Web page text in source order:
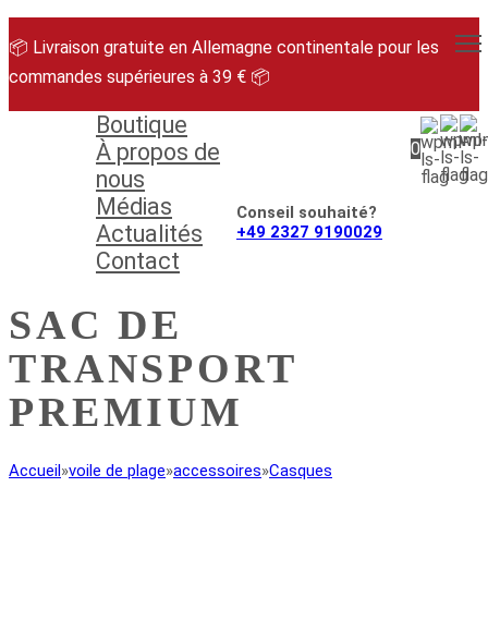
au
contenu
📦 Livraison gratuite en Allemagne continentale pour les
commandes supérieures à 39 € 📦
Boutique
À propos de
nous
Médias
Actualités
Contact
0
Conseil souhaité?
+49 2327 9190029
SAC DE
TRANSPORT
PREMIUM
Accueil »voile de plage»accessoires»Casques